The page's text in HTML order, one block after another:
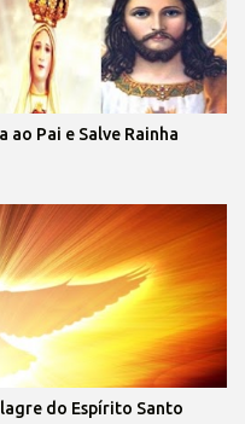
ao Pai e Salve Rainha
do Espírito Santo